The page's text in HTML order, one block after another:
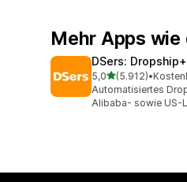
Mehr Apps wie
DSers:
5,0von 5 Sternen
(5.912)
5912 Rezensionen
•
Automatisiertes
Alibaba- sowie US-